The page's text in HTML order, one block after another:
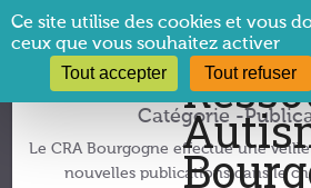
Vous êtes ici :CRA Bourgogne→
Catégorie -
Le CRA Bourgogne effectue une
nouvelles publications dans le
Panneau de gestion des cookies
Ce site utilise des cookies et vous
ceux que vous souhaitez activer
Tout accepter Tout refuser